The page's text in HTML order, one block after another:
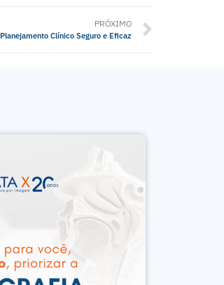
PRÓXIMO
Planejamento Clínico Seguro e Eficaz